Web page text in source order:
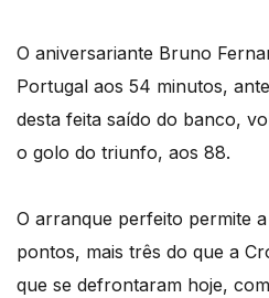
O aniversariante Bruno
Portugal aos 54 minutos,
desta feita saído do banco,
o golo do triunfo, aos 88.
O arranque perfeito permite
pontos, mais três do que a
que se defrontaram hoje,